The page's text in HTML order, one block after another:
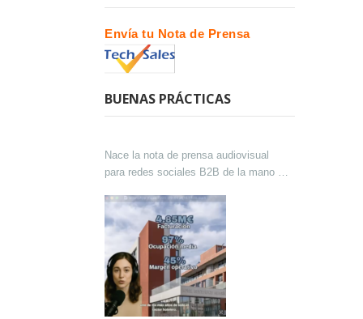
Envía tu Nota de Prensa
BUENAS PRÁCTICAS
Nace la nota de prensa audiovisual
para redes sociales B2B de la mano de